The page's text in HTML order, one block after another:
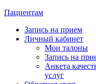
Пациентам
Запись на прием
Личный кабинет
Мои талоны
Запись на
Анкета
услуг